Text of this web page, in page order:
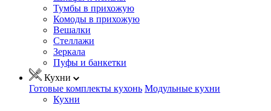
Тумбы в прихожую
Комоды в прихожую
Вешалки
Стеллажи
Зеркала
Пуфы и банкетки
Кухни
Готовые комплекты кухонь Модульные кухни
Кухни